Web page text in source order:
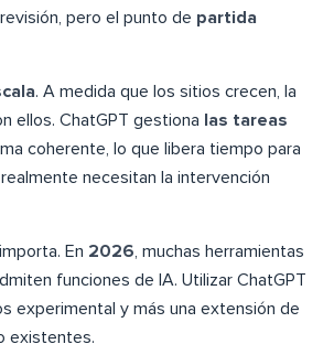
pero el punto de partida
. A medida que los sitios crecen, la
ellos. ChatGPT gestiona
las tareas
coherente, lo que libera tiempo para
necesitan la intervención
En 2026, muchas herramientas
funciones de IA. Utilizar ChatGPT
experimental y más una extensión de
existentes.